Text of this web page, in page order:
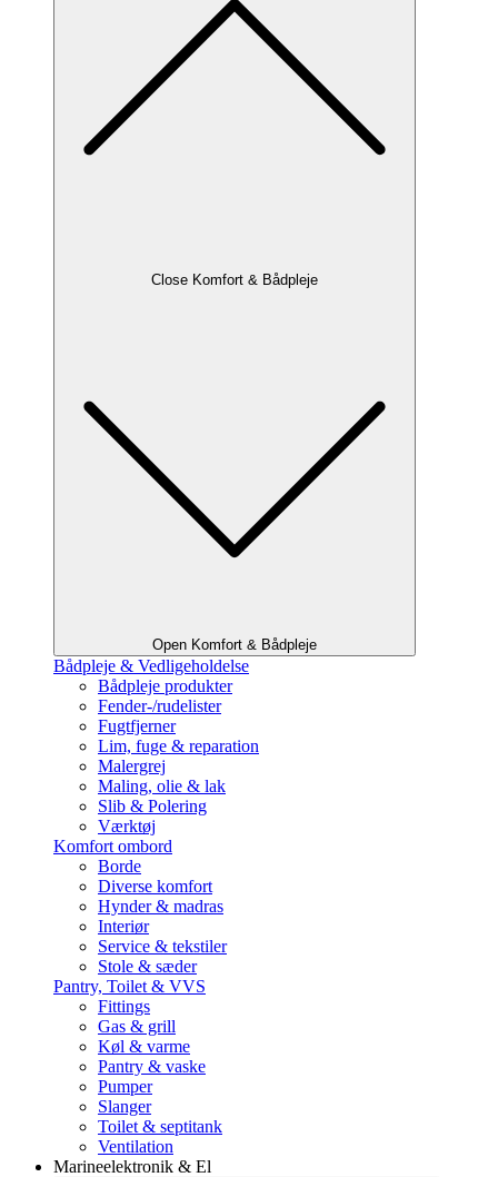
Close Komfort & Bådpleje
Open Komfort & Bådpleje
Bådpleje & Vedligeholdelse
Bådpleje produkter
Fender-/rudelister
Fugtfjerner
Lim, fuge & reparation
Malergrej
Maling, olie & lak
Slib & Polering
Værktøj
Komfort ombord
Borde
Diverse komfort
Hynder & madras
Interiør
Service & tekstiler
Stole & sæder
Pantry, Toilet & VVS
Fittings
Gas & grill
Køl & varme
Pantry & vaske
Pumper
Slanger
Toilet & septitank
Ventilation
Marineelektronik & El